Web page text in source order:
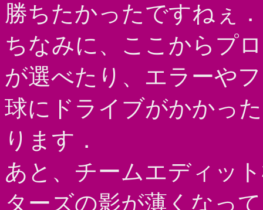
勝ちたかったですねぇ．
ちなみに、ここからプ
が選べたり、エラーや
球にドライブがかかっ
ります．
あと、チームエディッ
ターズの影が薄くなっ